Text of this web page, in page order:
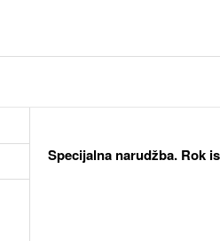
Specijalna narudžba. Rok